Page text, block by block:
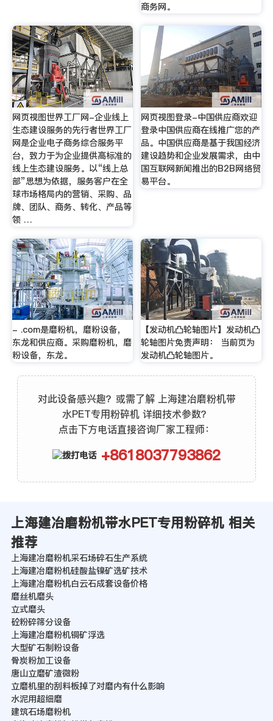
商务网。
网页视图世界工厂网-企业线上
生态建设服务的先行者世界工厂
网是企业电子商务综合服务平
台，致力于为企业提供高标准的
线上生态建设服务。以“线上总
部”思想为依据，服务客户在全
球市场格局内的营销、采购、品
牌、团队、商务、转化、产品等
领 …
网页视图登录-中国供应商欢迎
登录中国供应商在线推广您的产
品。中国供应商是基于我国经济
建设趋势和企业发展需求，由中
国互联网新闻推出的B2B网络贸
易平台。
- .com是磨粉机，磨粉设备，
东龙和供应商。采购磨粉机，磨
粉设备，东龙。
【发动机凸轮轴图片】发动机凸
轮轴图片免责声明： 当前页为
发动机凸轮轴图片。
对此设备感兴趣？或需了解 上海建冶磨粉机带
水PET专用粉碎机 详细技术参数？
点击下方电话直接咨询厂家工程师：
+8618037793862
上海建冶磨粉机带水PET专用粉碎机 相关
推荐
上海建冶磨粉机采石场碎石生产系统
上海建冶磨粉机硅酸盐镍矿选矿技术
上海建冶磨粉机白云石成套设备价格
磨丝机磨头
立式磨头
砼粉碎筛分设备
上海建冶磨粉机铜矿浮选
大型矿石制粉设备
骨炭粉加工设备
唐山立磨矿渣微粉
立磨机里的刮料板掉了对磨内有什么影响
水泥用超细磨
建筑石场磨粉机